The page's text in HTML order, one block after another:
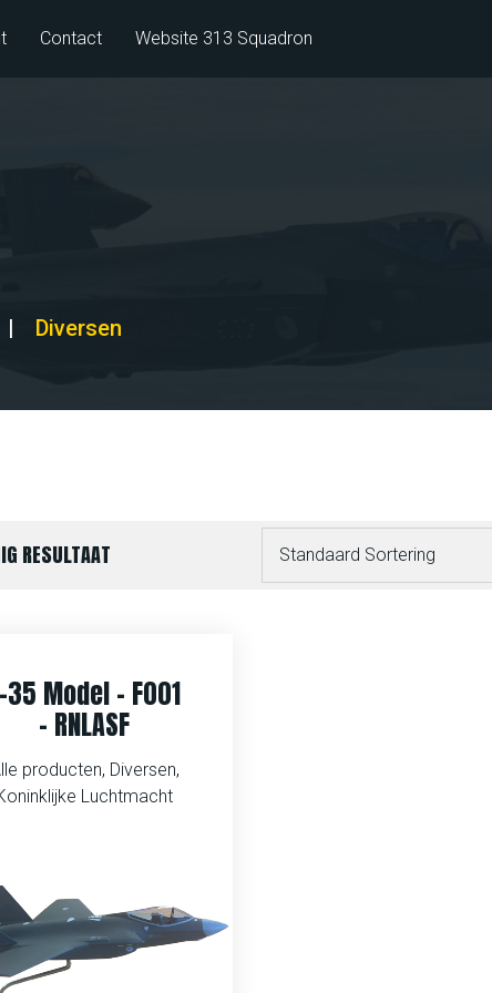
Contact Website 313 Squadron
| Diversen
RESULTAAT
35 Model – F001
– RNLASF
producten, Diversen,
Luchtmacht